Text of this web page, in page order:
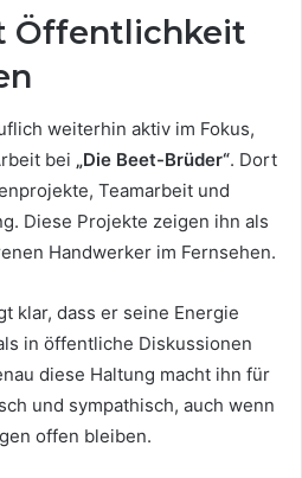
Öffentlichkeit
weiterhin aktiv im Fokus,
bei „Die Beet-Brüder“. Dort
Teamarbeit und
Diese Projekte zeigen ihn als
Handwerker im Fernsehen.
klar, dass er seine Energie
in öffentliche Diskussionen
diese Haltung macht ihn für
und sympathisch, auch wenn
offen bleiben.